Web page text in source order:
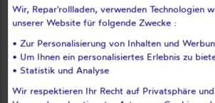
Sindelfingen (BW)
Steinheim an der Murr
(BW)
Tamm (BW)
Unterensingen (BW)
Wir, Repar'rollladen, verwenden Technologien
unserer Website für folgende Zwecke :
• Zur Personalisierung von Inhalten und
• Um Ihnen ein personalisiertes Erlebnis zu
• Statistik und Analyse
Wir respektieren Ihr Recht auf Privatsphäre